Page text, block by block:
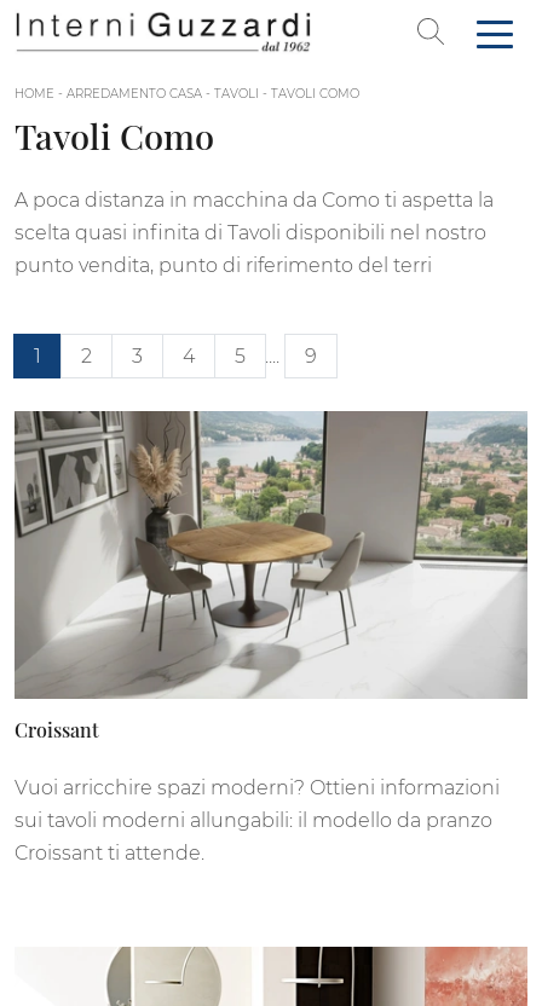
HOME - ARREDAMENTO CASA - TAVOLI - TAVOLI COMO
Tavoli Como
A poca distanza in macchina da Como ti aspetta la
scelta quasi infinita di Tavoli disponibili nel nostro
punto vendita, punto di riferimento del terri
1 2 3 4 5 .... 9
Croissant
Vuoi arricchire spazi moderni? Ottieni informazioni
sui tavoli moderni allungabili: il modello da pranzo
Croissant ti attende.